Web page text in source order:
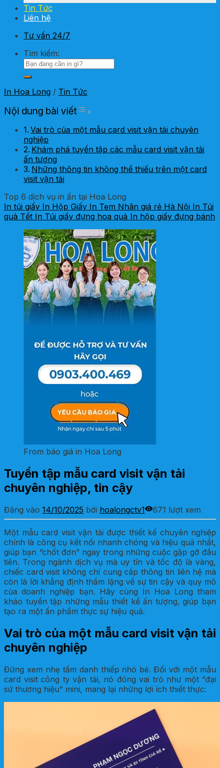
Tin Tức
Liên hệ
Tư vấn 24/7
Tìm kiếm:
In Hoa Long / Tin Tức
Nội dung bài viết Toggle Table of Content
Vai trò của một mẫu card visit vận tải chuyên
nghiệp
Khám phá tuyển tập các mẫu card visit vận tải
ấn tượng
Những thông tin không thể thiếu trên một card
visit vận tải
Top 6 dịch vụ in ấn tại Hoa Long
In túi giấy In Hộp Giấy In Tem Nhãn giá rẻ Hà Nội In Túi
quà Tết In Túi giấy đựng hoa quả In hộp giấy đựng bánh
From báo giá in Hoa Long
Tuyển tập mẫu card visit vận tải
chuyên nghiệp, tin cậy
Đăng vào 14/10/2025 bởi hoalongctv1 671 lượt xem
Một mẫu card visit vận tải được thiết kế chuyên nghiệp
chính là công cụ kết nối nhanh chóng và hiệu quả nhất,
giúp bạn “chốt đơn” ngay trong những cuộc gặp gỡ đầu
tiên. Trong ngành dịch vụ mà uy tín và tốc độ là vàng,
chiếc card visit không chỉ cung cấp thông tin liên hệ mà
còn là lời khẳng định thầm lặng về sự tin cậy và quy mô
của doanh nghiệp bạn. Hãy cùng In Hoa Long tham
khảo tuyển tập những mẫu thiết kế ấn tượng, giúp bạn
tạo ra một ấn phẩm thực sự hiệu quả.
Vai trò của một mẫu card visit vận tải
chuyên nghiệp
Đừng xem nhẹ tấm danh thiếp nhỏ bé. Đối với một mẫu
card visit công ty vận tải, nó đóng vai trò như một “đại
sứ thương hiệu” mini, mang lại những lợi ích thiết thực: